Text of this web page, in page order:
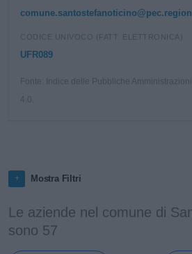
CODICE UNIVOCO (FATT. ELETTRONICA)
UFR089
Fonte: Indice delle Pubbliche
Mostra Filtri
Le aziende nel comune di
sono 57